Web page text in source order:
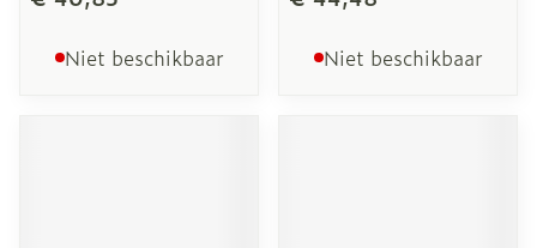
Niet beschikbaar Niet beschikbaar